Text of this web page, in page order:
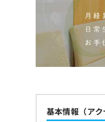
基本情報（アク